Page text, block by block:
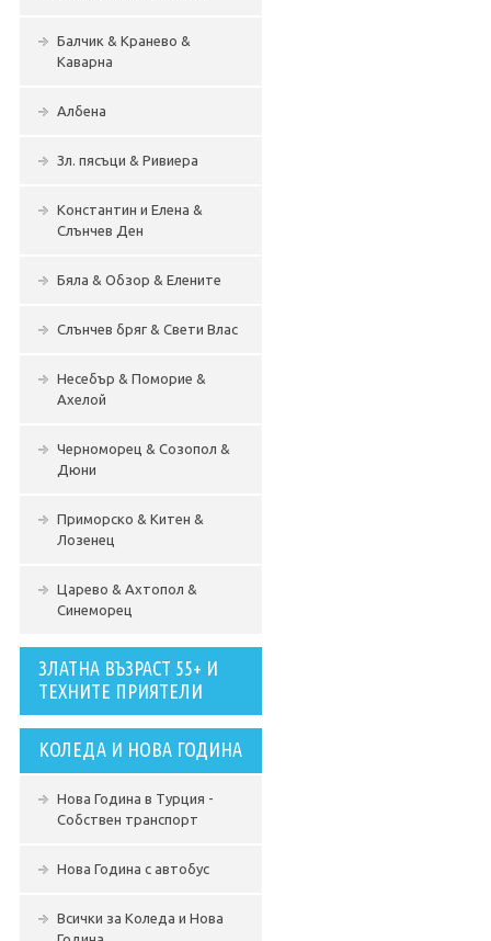
Балчик & Кранево &
Каварна
Албена
Зл. пясъци & Ривиера
Константин и Елена &
Слънчев Ден
Бяла & Обзор & Елените
Слънчев бряг & Свети Влас
Несебър & Поморие &
Ахелой
Черноморец & Созопол &
Дюни
Приморско & Китен &
Лозенец
Царево & Ахтопол &
Синеморец
ЗЛАТНА ВЪЗРАСТ 55+ И
ТЕХНИТЕ ПРИЯТЕЛИ
КОЛЕДА И НОВА ГОДИНА
Нова Година в Турция -
Собствен транспорт
Нова Година с автобус
Всички за Коледа и Нова